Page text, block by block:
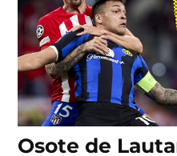
Osote de